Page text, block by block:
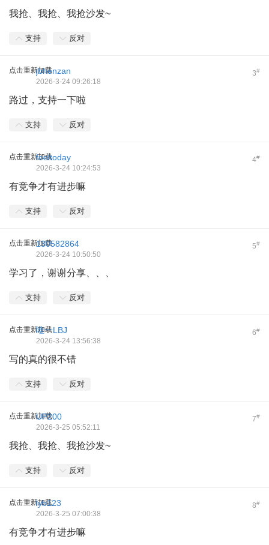
我抢、我抢、我抢沙发~
支持 反对
点击重新加载 3#
jbhenzan
2026-3-24 09:26:18
路过，支持一下啦
支持 反对
点击重新加载 4#
feeltoday
2026-3-24 10:24:53
有竞争才有进步嘛
支持 反对
点击重新加载 5#
130582864
2026-3-24 10:50:50
学习了，谢谢分享、、、
支持 反对
点击重新加载 6#
唯一LBJ
2026-3-24 13:56:38
写的真的很不错
支持 反对
点击重新加载 7#
UP200
2026-3-25 05:52:11
我抢、我抢、我抢沙发~
支持 反对
点击重新加载 8#
lyb123
2026-3-25 07:00:38
有竞争才有进步嘛